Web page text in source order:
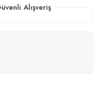
Alışveriş